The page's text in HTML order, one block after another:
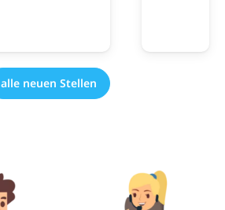
alle neuen Stellen